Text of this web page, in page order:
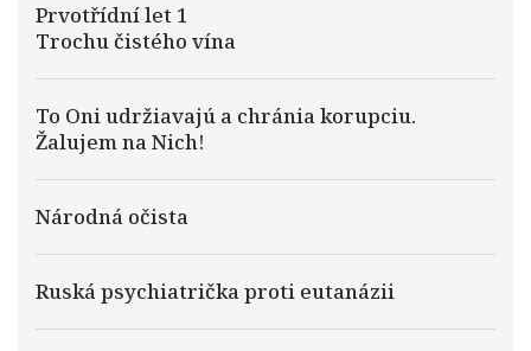
Prvotřídní let 1
Trochu čistého vína
To Oni udržiavajú a chránia korupciu.
Žalujem na Nich!
Národná očista
Ruská psychiatrička proti eutanázii